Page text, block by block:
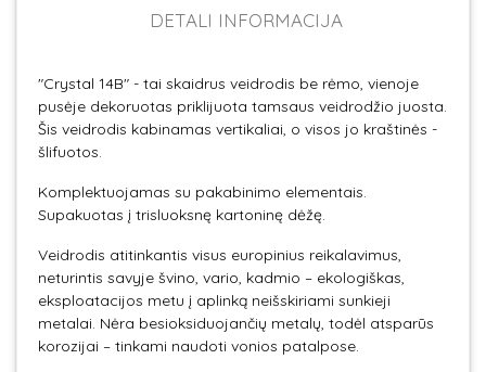
DETALI INFORMACIJA
"Crystal 14B" - tai skaidrus veidrodis be rėmo, vienoje
pusėje dekoruotas priklijuota tamsaus veidrodžio juosta.
Šis veidrodis kabinamas vertikaliai, o visos jo kraštinės -
šlifuotos.
Komplektuojamas su pakabinimo elementais.
Supakuotas į trisluoksnę kartoninę dėžę.
Veidrodis atitinkantis visus europinius reikalavimus,
neturintis savyje švino, vario, kadmio – ekologiškas,
eksploatacijos metu į aplinką neišskiriami sunkieji
metalai. Nėra besioksiduojančių metalų, todėl atsparūs
korozijai – tinkami naudoti vonios patalpose.